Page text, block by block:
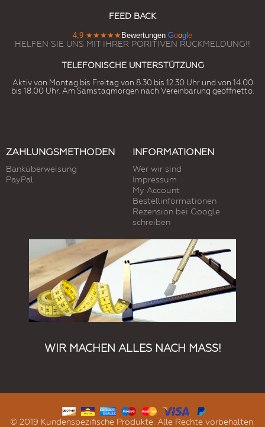
FEED BACK
4,9 ★★★★★Bewertungen Google
HELFEN SIE UNS MIT IHRER PORITIVEN RUCKMELDUNG!!
TELEFONISCHE UNTERSTÜTZUNG
Aktiv von Montag bis Freitag von 8.30 bis 12.30 Uhr und von 14.00
bis 18.00 Uhr. Am Samstagmorgen nach Vereinbarung geöffnetto.
ZAHLUNGSMETHODEN
Banküberweisung
PayPal
INFORMATIONEN
Wer wir sind
Impressum
My Account
Bestellinformationen
Rezension bei Google
schreiben
WIR MACHEN ALLES NACH MASS!
© 2019 Kundenspezifische Produkte. Alle Rechte vorbehalten.